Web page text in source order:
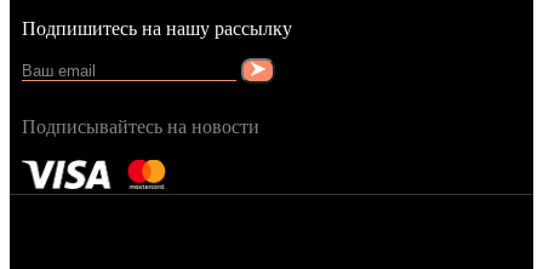
Подпишитесь на нашу рассылку
Подписывайтесь на новости